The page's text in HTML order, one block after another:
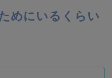
めにいるくらい